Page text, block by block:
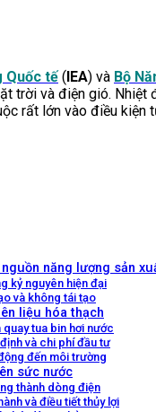
Quốc tế ( IEA) và Bộ
trời và điện gió.
rất lớn vào điều
năng lượng sản
kỷ nguyên hiện đại
và không tái tạo
liệu hóa thạch
tua bin hơi nước
và chi phí đầu tư
đến môi trường
sức nước
thành dòng điện
và điều tiết thủy lợi